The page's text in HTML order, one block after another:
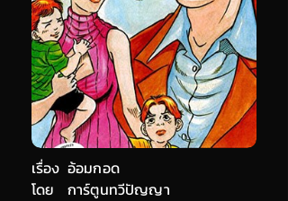
เรื่อง อ้อมกอด
การ์ตูนทวีปัญญา
โดย